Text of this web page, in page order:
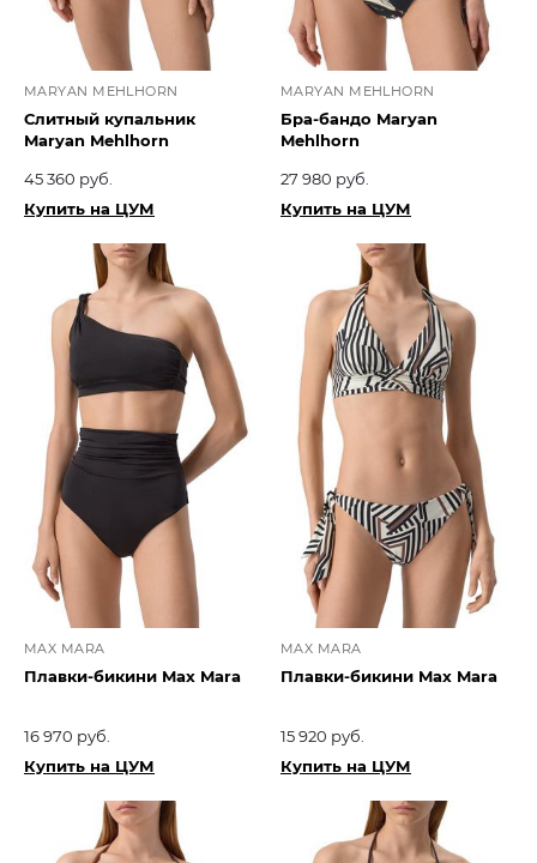
MARYAN MEHLHORN
Слитный купальник
Maryan Mehlhorn
45 360 руб.
Купить на ЦУМ
MARYAN MEHLHORN
Бра-бандо Maryan
Mehlhorn
27 980 руб.
Купить на ЦУМ
MAX MARA
Плавки-бикини Max Mara
16 970 руб.
Купить на ЦУМ
MAX MARA
Плавки-бикини Max Mara
15 920 руб.
Купить на ЦУМ